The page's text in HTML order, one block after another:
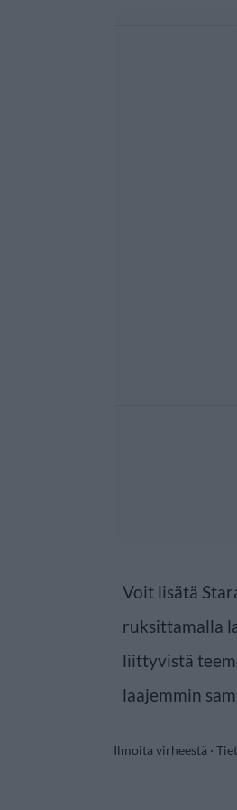
Voit lisätä
ruksittamalla
liittyvistä
laajemmin
Ilmoita virheestä ·